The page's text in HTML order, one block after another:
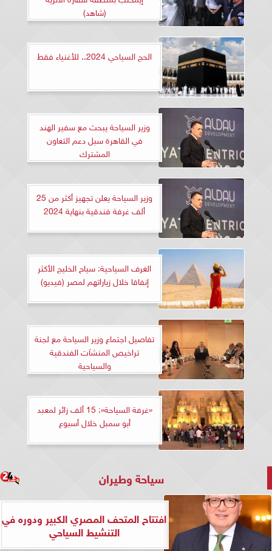
(شاهد)
الحج السياحي 2024.. للأغنياء فقط
وزير السياحة يبحث مع سفير الهند
في القاهرة سبل دعم التعاون
المشترك
وزير السياحة يعلن تجهيز أكثر من 25
ألف غرفة فندقية بنهاية 2024
الغرف السياحية: سياح الخليج الأكثر
إنفاقا خلال زياراتهم لمصر (فيديو)
تفاصيل اجتماع وزير السياحة مع لجنة
تراخيص المنشآت الفندقية
والسياحية
«غرفة السياحة»: 15 ألف زائر لمعبد
أبو سمبل خلال أسبوع
سياحة وطيران
افتتاح المتحف المصري الكبير ودوره في
التنشيط السياحي